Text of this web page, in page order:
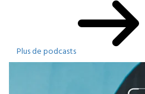
Plus de podcasts